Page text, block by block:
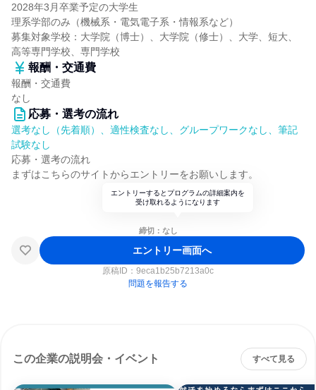
2028年3月卒業予定の大学生
理系学部のみ（機械系・電気電子系・情報系など）
募集対象学校：大学院（博士）、大学院（修士）、大学、短大、
高等専門学校、専門学校
報酬・交通費
報酬・交通費
なし
応募・選考の流れ
選考なし（先着順）、適性検査なし、グループワークなし、筆記
試験なし
応募・選考の流れ
まずはこちらのサイトからエントリーをお願いします。
エントリーするとプログラムの詳細案内を
受け取れるようになります
締切：なし
エントリー画面へ
原稿ID： 9eca1b25b7213a0c
問題を報告する
この企業の説明会・イベント すべて見る